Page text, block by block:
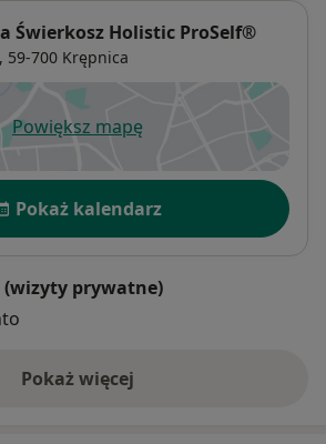
Świerkosz Holistic ProSelf®
59-700 Krępnica
Powiększ mapęotwiera się w nowej karcie
Pokaż kalendarz
(wizyty prywatne)
Pokaż więcej
o adresie